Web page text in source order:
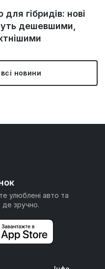
гібридів: нові
дешевшими,
новини
улюблені авто та
де зручно.